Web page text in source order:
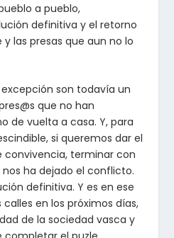
a pueblo,
definitiva y el retorno
las presas que aun no lo
son todavía un
que no han
de vuelta a casa. Y, para
si queremos dar el
convivencia, terminar con
ha dejado el conflicto.
definitiva. Y es en ese
en los próximos días,
de la sociedad vasca y